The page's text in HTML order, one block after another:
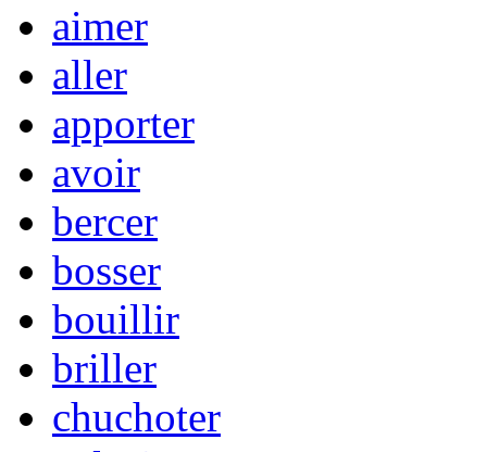
aimer
aller
apporter
avoir
bercer
bosser
bouillir
briller
chuchoter